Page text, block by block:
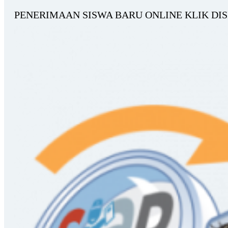
PENERIMAAN SISWA BARU ONLINE KLIK